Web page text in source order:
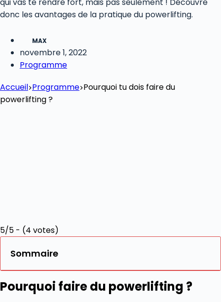
donc les avantages de la pratique du powerlifting.
MAX
novembre 1, 2022
Programme
Accueil Programme Pourquoi tu dois faire du
powerlifting ?
5/5 - (4 votes)
Sommaire
Pourquoi faire du powerlifting ?